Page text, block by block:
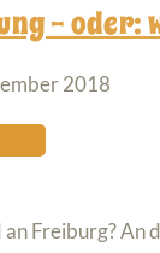
–
2018
Freiburg?